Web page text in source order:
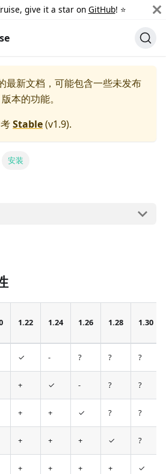
give it a star on GitHub! ⭐️
最新文档，可能包含一些未发布
本的功能。
Stable(v1.9).
安装
1.22 1.24 1.26 1.28 1.30
✓ - ? ? ?
+ ✓ - ? ?
+ + ✓ ? ?
+ + + ✓ ?
+ + + + ✓